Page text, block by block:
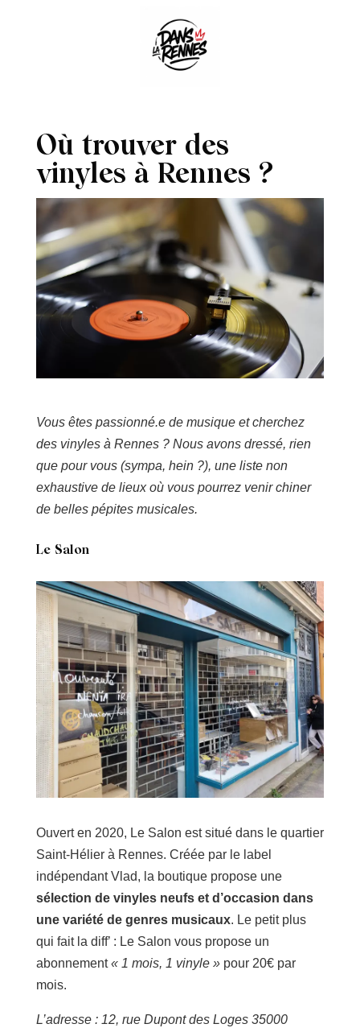
Où trouver des
vinyles à Rennes ?
Vous êtes passionné.e de musique et cherchez
des vinyles à Rennes ? Nous avons dressé, rien
que pour vous (sympa, hein ?), une liste non
exhaustive de lieux où vous pourrez venir chiner
de belles pépites musicales.
Le Salon
Ouvert en 2020, Le Salon est situé dans le quartier
Saint-Hélier à Rennes. Créée par le label
indépendant Vlad, la boutique propose une
sélection de vinyles neufs et d’occasion dans
une variété de genres musicaux. Le petit plus
qui fait la diff’ : Le Salon vous propose un
abonnement« 1 mois, 1 vinyle »pour 20€ par
mois.
L’adresse : 12, rue Dupont des Loges 35000